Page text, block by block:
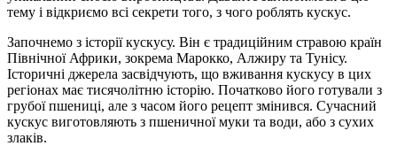
тему і відкриємо всі секрети того, з чого роблять кускус.
Започнемо з історії кускусу. Він є традиційним стравою країн
Північної Африки, зокрема Марокко, Алжиру та Тунісу.
Історичні джерела засвідчують, що вживання кускусу в цих
регіонах має тисячолітню історію. Початково його готували з
грубої пшениці, але з часом його рецепт змінився. Сучасний
кускус виготовляють з пшеничної муки та води, або з сухих
злаків.